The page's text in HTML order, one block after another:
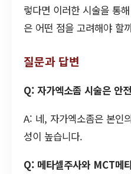
렇다면 이러한 시술을 통
은 어떤 점을 고려해야 할
질문과 답변
Q: 자가엑소좀 시술은 안
A: 네, 자가엑소좀은 본인
성이 높습니다.
Q: 메타셀주사와 MCT메